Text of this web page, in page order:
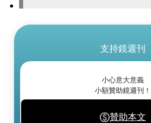
支持鏡週刊
小心意大意義
小額贊助鏡週刊！
贊助本文